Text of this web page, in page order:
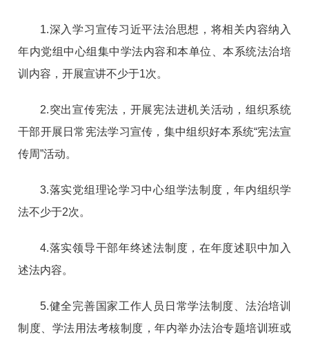
1.深入学习宣传习近平法治思想，将相关内容纳入
年内党组中心组集中学法内容和本单位、本系统法治培
训内容，开展宣讲不少于1次。
2.突出宣传宪法，开展宪法进机关活动，组织系统
干部开展日常宪法学习宣传，集中组织好本系统“宪法宣
传周”活动。
3.落实党组理论学习中心组学法制度，年内组织学
法不少于2次。
4.落实领导干部年终述法制度，在年度述职中加入
述法内容。
5.健全完善国家工作人员日常学法制度、法治培训
制度、学法用法考核制度，年内举办法治专题培训班或